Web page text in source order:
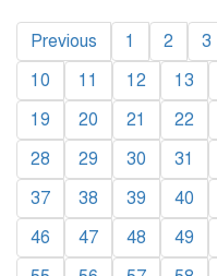
Previous 1 2 3
10
11 12 13
19
20 21 22
28
29 30 31
37
38 39 40
46
47 48 49